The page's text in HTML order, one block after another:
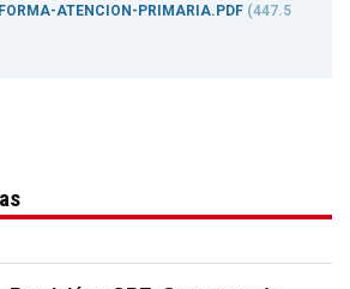
ATENCION-PRIMARIA.PDF (447.5